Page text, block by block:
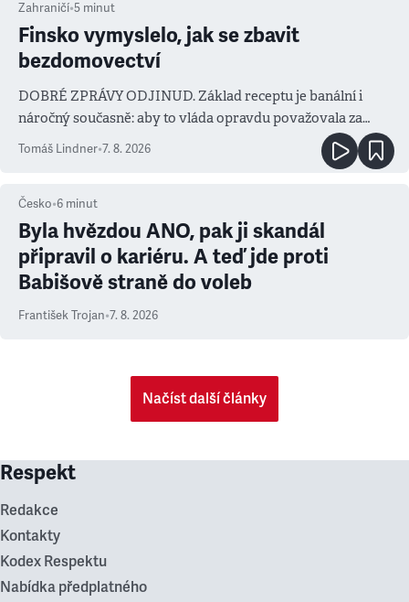
Zahraničí•5 minut
Finsko vymyslelo, jak se zbavit
bezdomovectví
DOBRÉ ZPRÁVY ODJINUD. Základ receptu je banální i
náročný současně: aby to vláda opravdu považovala za
prioritu
Tomáš Lindner•7. 8. 2026
Česko•6 minut
Byla hvězdou ANO, pak ji skandál
připravil o kariéru. A teď jde proti
Babišově straně do voleb
František Trojan•7. 8. 2026
Načíst další články
Respekt
Redakce
Kontakty
Kodex Respektu
Nabídka předplatného